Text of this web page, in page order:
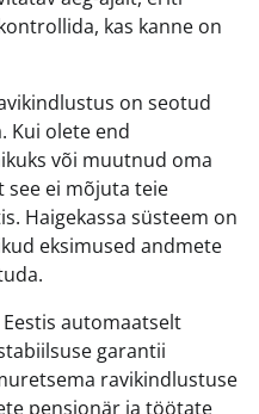
kas kanne on
on seotud
Kui olete end
või muutnud oma
see ei mõjuta teie
Haigekassa süsteem on
eksimused andmete
automaatselt
garantii
ravikindlustuse
pensionär ja töötate